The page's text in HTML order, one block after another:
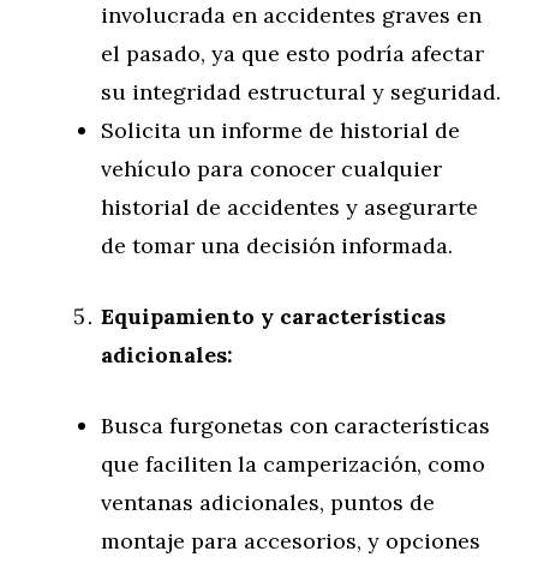
involucrada en accidentes graves en
el pasado, ya que esto podría afectar
su integridad estructural y seguridad.
Solicita un informe de historial de
vehículo para conocer cualquier
historial de accidentes y asegurarte
de tomar una decisión informada.
Equipamiento y características
adicionales:
Busca furgonetas con características
que faciliten la camperización, como
ventanas adicionales, puntos de
montaje para accesorios, y opciones